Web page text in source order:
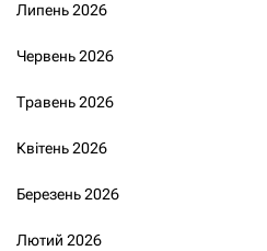
Липень 2026
Червень 2026
Травень 2026
Квітень 2026
Березень 2026
Лютий 2026